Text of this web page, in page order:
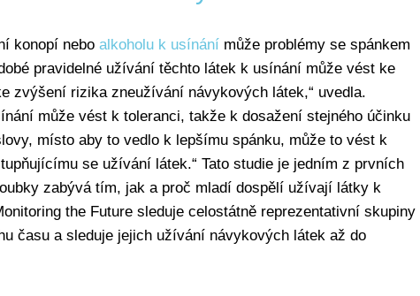
konopí nebo alkoholu k usínání může problémy se spánkem
pravidelné užívání těchto látek k usínání může vést ke
zvýšení rizika zneužívání návykových látek,“ uvedla.
může vést k toleranci, takže k dosažení stejného účinku
místo aby to vedlo k lepšímu spánku, může to vést k
se užívání látek.“ Tato studie je jedním z prvních
zabývá tím, jak a proč mladí dospělí užívají látky k
the Future sleduje celostátně reprezentativní skupiny
času a sleduje jejich užívání návykových látek až do